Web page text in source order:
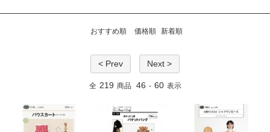
おすすめ順 価格順 新着順
< Prev Next >
全 219 商品 46 - 60 表示